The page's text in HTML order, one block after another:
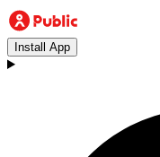
Install App